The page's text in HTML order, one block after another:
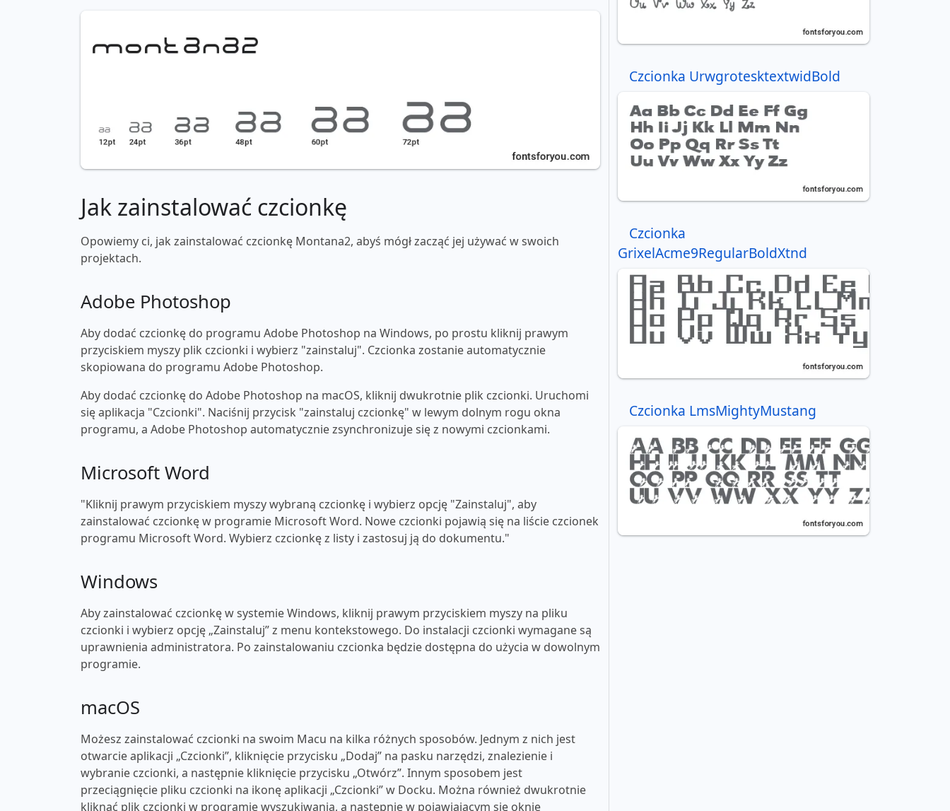
Jak zainstalować czcionkę
Opowiemy ci, jak zainstalować czcionkę Montana2, abyś mógł zacząć jej używać w swoich
projektach.
Adobe Photoshop
Aby dodać czcionkę do programu Adobe Photoshop na Windows, po prostu kliknij prawym
przyciskiem myszy plik czcionki i wybierz "zainstaluj". Czcionka zostanie automatycznie
skopiowana do programu Adobe Photoshop.
Aby dodać czcionkę do Adobe Photoshop na macOS, kliknij dwukrotnie plik czcionki. Uruchomi
się aplikacja "Czcionki". Naciśnij przycisk "zainstaluj czcionkę" w lewym dolnym rogu okna
programu, a Adobe Photoshop automatycznie zsynchronizuje się z nowymi czcionkami.
Microsoft Word
"Kliknij prawym przyciskiem myszy wybraną czcionkę i wybierz opcję "Zainstaluj", aby
zainstalować czcionkę w programie Microsoft Word. Nowe czcionki pojawią się na liście czcionek
programu Microsoft Word. Wybierz czcionkę z listy i zastosuj ją do dokumentu."
Windows
Aby zainstalować czcionkę w systemie Windows, kliknij prawym przyciskiem myszy na pliku
czcionki i wybierz opcję „Zainstaluj” z menu kontekstowego. Do instalacji czcionki wymagane są
uprawnienia administratora. Po zainstalowaniu czcionka będzie dostępna do użycia w dowolnym
programie.
macOS
Możesz zainstalować czcionki na swoim Macu na kilka różnych sposobów. Jednym z nich jest
otwarcie aplikacji „Czcionki”, kliknięcie przycisku „Dodaj” na pasku narzędzi, znalezienie i
wybranie czcionki, a następnie kliknięcie przycisku „Otwórz”. Innym sposobem jest
przeciągnięcie pliku czcionki na ikonę aplikacji „Czcionki” w Docku. Można również dwukrotnie
kliknąć plik czcionki w programie wyszukiwania, a następnie w pojawiającym się oknie
Czcionka UrwgrotesktextwidBold
Czcionka
GrixelAcme9RegularBoldXtnd
Czcionka LmsMightyMustang